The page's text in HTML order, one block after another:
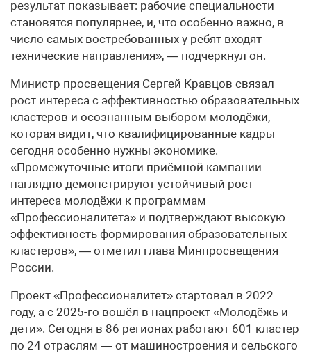
результат показывает: рабочие специальности
становятся популярнее, и, что особенно важно, в
число самых востребованных у ребят входят
технические направления», — подчеркнул он.
Министр просвещения Сергей Кравцов связал
рост интереса с эффективностью образовательных
кластеров и осознанным выбором молодёжи,
которая видит, что квалифицированные кадры
сегодня особенно нужны экономике.
«Промежуточные итоги приёмной кампании
наглядно демонстрируют устойчивый рост
интереса молодёжи к программам
«Профессионалитета» и подтверждают высокую
эффективность формирования образовательных
кластеров», — отметил глава Минпросвещения
России.
Проект «Профессионалитет» стартовал в 2022
году, а с 2025-го вошёл в нацпроект «Молодёжь и
дети». Сегодня в 86 регионах работают 601 кластер
по 24 отраслям — от машиностроения и сельского